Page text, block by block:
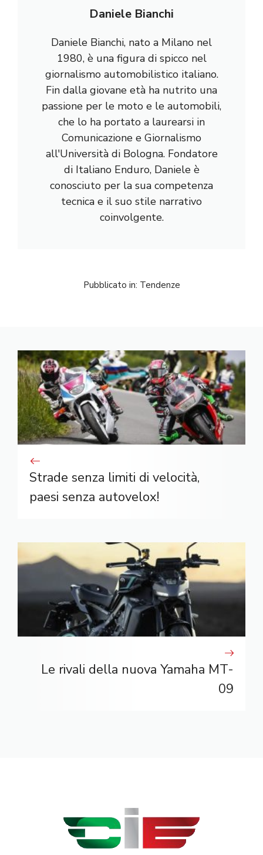
Daniele Bianchi
Daniele Bianchi, nato a Milano nel
1980, è una figura di spicco nel
giornalismo automobilistico italiano.
Fin dalla giovane età ha nutrito una
passione per le moto e le automobili,
che lo ha portato a laurearsi in
Comunicazione e Giornalismo
all'Università di Bologna. Fondatore
di Italiano Enduro, Daniele è
conosciuto per la sua competenza
tecnica e il suo stile narrativo
coinvolgente.
Pubblicato in: Tendenze
Strade senza limiti di velocità,
paesi senza autovelox!
Le rivali della nuova Yamaha MT-
09